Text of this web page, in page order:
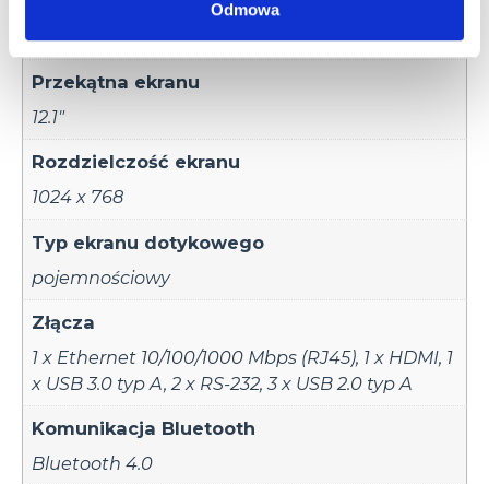
Odmowa
Tak
Przekątna ekranu
12.1"
Rozdzielczość ekranu
1024 x 768
Typ ekranu dotykowego
pojemnościowy
Złącza
1 x Ethernet 10/100/1000 Mbps (RJ45), 1 x HDMI, 1
x USB 3.0 typ A,2 x RS-232,3 x USB 2.0 typ A
Komunikacja Bluetooth
Bluetooth 4.0